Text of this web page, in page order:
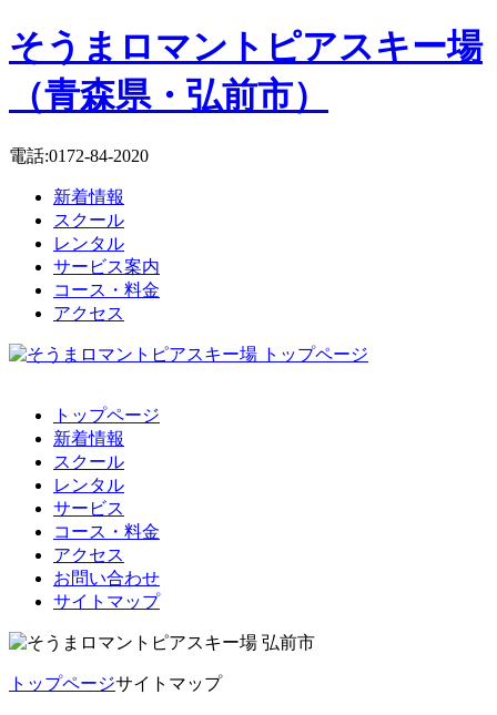
そうまロマントピアスキー場
（青森県・弘前市）
電話:0172-84-2020
新着情報
スクール
レンタル
サービス案内
コース・料金
アクセス
トップページ
新着情報
スクール
レンタル
サービス
コース・料金
アクセス
お問い合わせ
サイトマップ
トップページサイトマップ